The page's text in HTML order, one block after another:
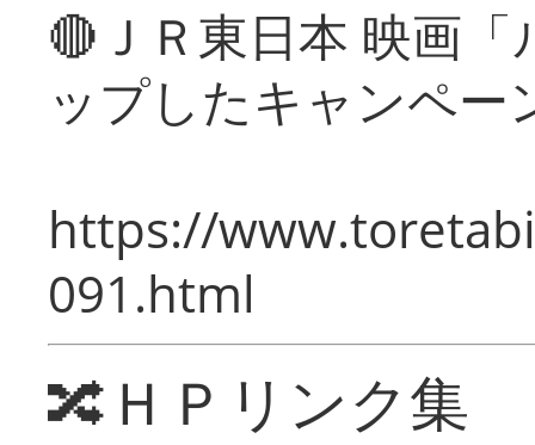
🔴ＪＲ東日本 映画
ップしたキャンペー
https://
091.html
🔀ＨＰリンク集